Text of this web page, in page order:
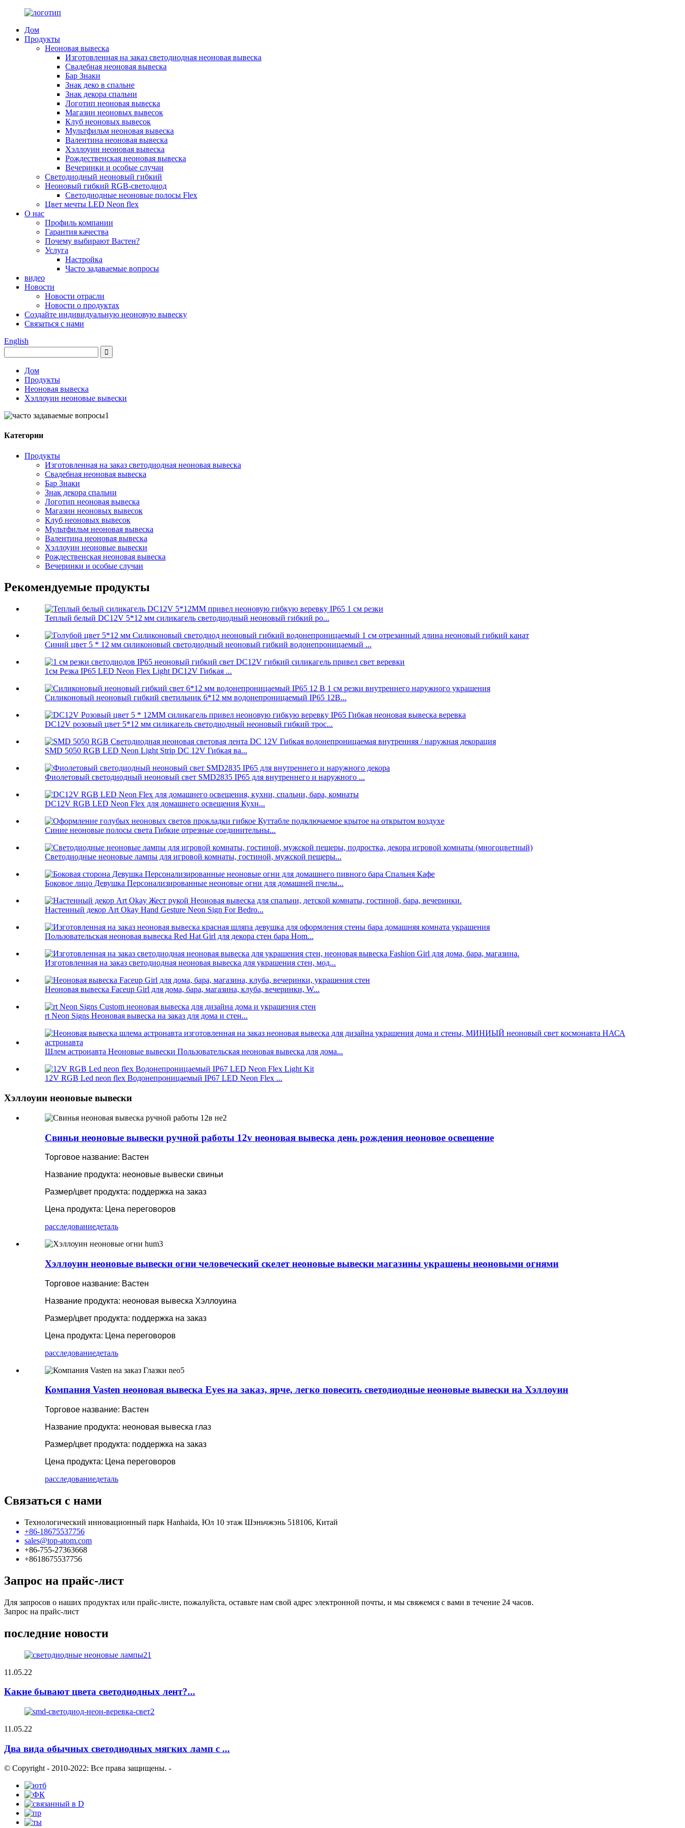
Дом
Продукты
Неоновая вывеска
Изготовленная на заказ светодиодная неоновая вывеска
Свадебная неоновая вывеска
Бар Знаки
Знак деко в спальне
Знак декора спальни
Логотип неоновая вывеска
Магазин неоновых вывесок
Клуб неоновых вывесок
Мультфильм неоновая вывеска
Валентина неоновая вывеска
Хэллоуин неоновая вывеска
Рождественская неоновая вывеска
Вечеринки и особые случаи
Светодиодный неоновый гибкий
Неоновый гибкий RGB-светодиод
Светодиодные неоновые полосы Flex
Цвет мечты LED Neon flex
О нас
Профиль компании
Гарантия качества
Почему выбирают Вастен?
Услуга
Настройка
Часто задаваемые вопросы
видео
Новости
Новости отрасли
Новости о продуктах
Создайте индивидуальную неоновую вывеску
Связаться с нами
English
Дом
Продукты
Неоновая вывеска
Хэллоуин неоновые вывески
Категории
Продукты
Изготовленная на заказ светодиодная неоновая вывеска
Свадебная неоновая вывеска
Бар Знаки
Знак декора спальни
Логотип неоновая вывеска
Магазин неоновых вывесок
Клуб неоновых вывесок
Мультфильм неоновая вывеска
Валентина неоновая вывеска
Хэллоуин неоновые вывески
Рождественская неоновая вывеска
Вечеринки и особые случаи
Рекомендуемые продукты
Теплый белый DC12V 5*12 мм силикагель светодиодный неоновый гибкий ро...
Синий цвет 5 * 12 мм силиконовый светодиодный неоновый гибкий водонепроницаемый ...
1см Резка IP65 LED Neon Flex Light DC12V Гибкая ...
Силиконовый неоновый гибкий светильник 6*12 мм водонепроницаемый IP65 12В...
DC12V розовый цвет 5*12 мм силикагель светодиодный неоновый гибкий трос...
SMD 5050 RGB LED Neon Light Strip DC 12V Гибкая ва...
Фиолетовый светодиодный неоновый свет SMD2835 IP65 для внутреннего и наружного ...
DC12V RGB LED Neon Flex для домашнего освещения Кухн...
Синие неоновые полосы света Гибкие отрезные соединительны...
Светодиодные неоновые лампы для игровой комнаты, гостиной, мужской пещеры...
Боковое лицо Девушка Персонализированные неоновые огни для домашней пчелы...
Настенный декор Art Okay Hand Gesture Neon Sign For Bedro...
Пользовательская неоновая вывеска Red Hat Girl для декора стен бара Hom...
Изготовленная на заказ светодиодная неоновая вывеска для украшения стен, мод...
Неоновая вывеска Faceup Girl для дома, бара, магазина, клуба, вечеринки, W...
rt Neon Signs Неоновая вывеска на заказ для дома и стен...
Шлем астронавта Неоновые вывески Пользовательская неоновая вывеска для дома...
12V RGB Led neon flex Водонепроницаемый IP67 LED Neon Flex ...
Хэллоуин неоновые вывески
Свиньи неоновые вывески ручной работы 12v неоновая вывеска день рождения неоновое освещение
Торговое название: Вастен
Название продукта: неоновые вывески свиньи
Размер/цвет продукта: поддержка на заказ
Цена продукта: Цена переговоров
расследованиедеталь
Хэллоуин неоновые вывески огни человеческий скелет неоновые вывески магазины украшены неоновыми огнями
Торговое название: Вастен
Название продукта: неоновая вывеска Хэллоуина
Размер/цвет продукта: поддержка на заказ
Цена продукта: Цена переговоров
расследованиедеталь
Компания Vasten неоновая вывеска Eyes на заказ, ярче, легко повесить светодиодные неоновые вывески на Хэллоуин
Торговое название: Вастен
Название продукта: неоновая вывеска глаз
Размер/цвет продукта: поддержка на заказ
Цена продукта: Цена переговоров
расследованиедеталь
Связаться с нами
Технологический инновационный парк Hanhaida, Юл 10 этаж Шэньчжэнь 518106, Китай
+86-18675537756
sales@top-atom.com
+86-755-27363668
+8618675537756
Запрос на прайс-лист
Для запросов о наших продуктах или прайс-листе, пожалуйста, оставьте нам свой адрес электронной почты, и мы свяжемся с вами в течение 24 часов.
Запрос на прайс-лист
последние новости
11.05.22
Какие бывают цвета светодиодных лент?...
11.05.22
Два вида обычных светодиодных мягких ламп с ...
© Copyright - 2010-2022: Все права защищены. -